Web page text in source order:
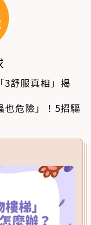
3舒服真相」揭
也危險」！5招驅